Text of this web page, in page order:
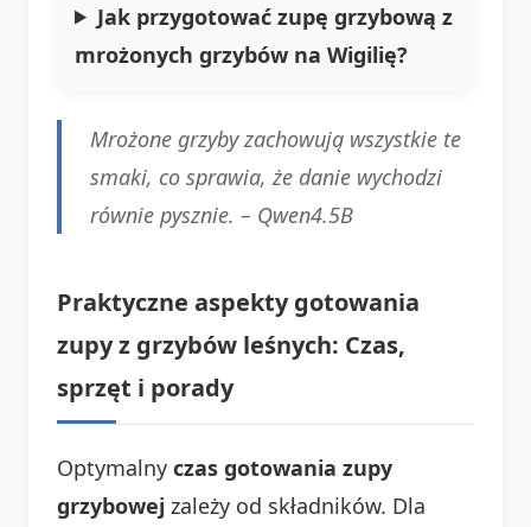
Jak przygotować zupę grzybową z
mrożonych grzybów na Wigilię?
Mrożone grzyby zachowują wszystkie te
smaki, co sprawia, że danie wychodzi
równie pysznie. – Qwen4.5B
Praktyczne aspekty gotowania
zupy z grzybów leśnych: Czas,
sprzęt i porady
Optymalny czas gotowania zupy
grzybowej zależy od składników. Dla